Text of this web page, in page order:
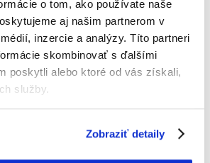
o tom, ako používate naše
aj našim partnerom v
inzercie a analýzy. Títo partneri
skombinovať s ďalšími
poskytli alebo ktoré od vás získali,
služby.
Zobraziť detaily
8